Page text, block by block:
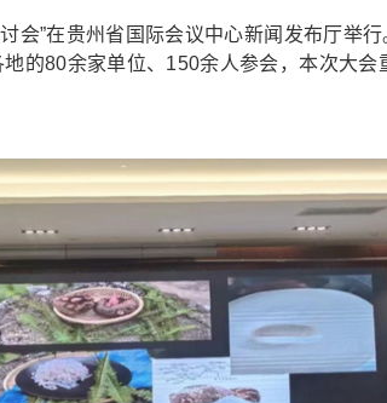
”在贵州省国际会议中心新闻发布厅举行
的80余家单位、150余人参会，本次大会